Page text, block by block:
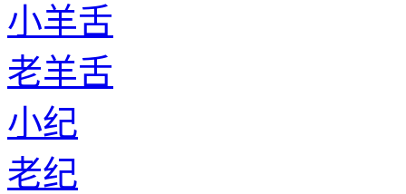
小羊舌
老羊舌
小纪
老纪